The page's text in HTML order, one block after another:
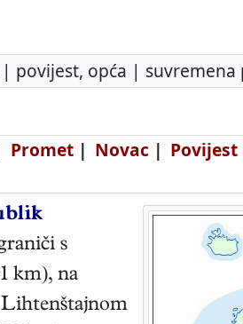
opća | suvremena
Promet | Novac | Povijest
s
km), na
Lihtenštajnom